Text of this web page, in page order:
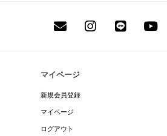
マイページ
新規会員登録
マイページ
ログアウト